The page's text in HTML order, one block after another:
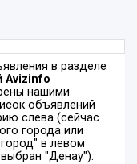
в разделе
Avizinfo
нашими
объявлений
слева (сейчас
города или
в левом
"Денау").